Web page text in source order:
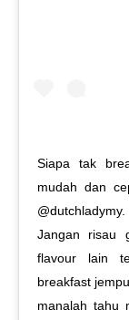
Siapa tak
mudah dan
Jangan risau
flavour lain
breakfast
manalah tahu